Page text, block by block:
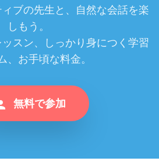
ブの先生と、自然な会話を楽
しもう。
スン、しっかり身につく学習
、お手頃な料金。
無料で参加